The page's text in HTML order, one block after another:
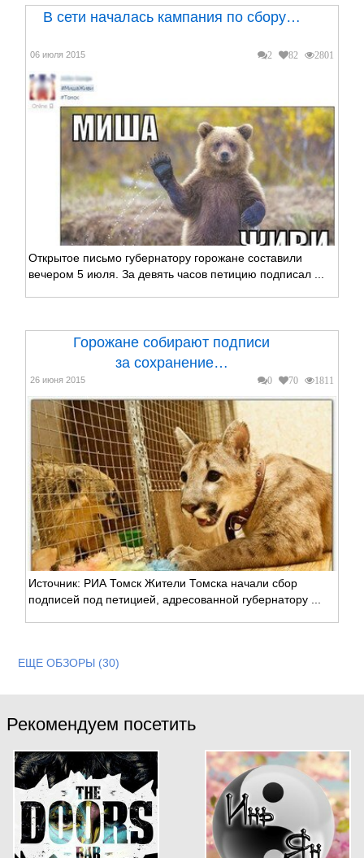
В сети началась кампания по сбору…
2 82 2801
06 июля 2015
Открытое письмо губернатору горожане составили
вечером 5 июля. За девять часов петицию подписал ...
Горожане собирают подписи
за сохранение…
0 70 1811
26 июня 2015
Источник: РИА Томск Жители Томска начали сбор
подписей под петицией, адресованной губернатору ...
ЕЩЕ ОБЗОРЫ (30)
Рекомендуем посетить